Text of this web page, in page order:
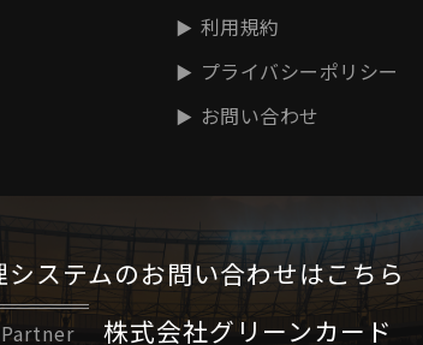
利用規約
プライバシーポリシー
お問い合わせ
ステムのお問い合わせはこちら
株式会社グリーンカード